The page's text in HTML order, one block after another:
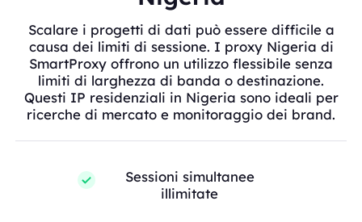
Scalare i progetti di dati può essere difficile a
causa dei limiti di sessione. I proxy Nigeria di
SmartProxy offrono un utilizzo flessibile senza
limiti di larghezza di banda o destinazione.
Questi IP residenziali in Nigeria sono ideali per
ricerche di mercato e monitoraggio dei brand.
Sessioni simultanee
illimitate